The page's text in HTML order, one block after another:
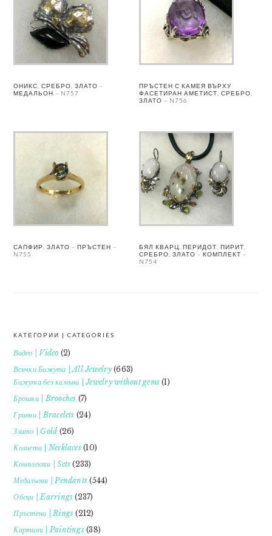
ОНИКС, СРЕБРО, ЗЛАТО –
МЕДАЛЬОН – N757
ПРЪСТЕН С КАМЕЯ ВЪРХУ
ФАСЕТИРАН АМЕТИСТ, СРЕБРО,
ЗЛАТО – N756
САПФИР, ЗЛАТО – ПРЪСТЕН –
N755
БЯЛ КВАРЦ, ПЕРИДОТ, ПИРИТ,
СРЕБРО, ЗЛАТО – КОМПЛЕКТ –
N754
FOOTER
КАТЕГОРИИ | CATEGORIES
Видео | Video (2)
Всички Бижута | All Jewelry(663)
Бижута без камъни | Jewelry without gems (1)
Брошки | Brooches (7)
Гривни | Bracelets (24)
Злато | Gold (26)
Колиета | Necklaces(10)
Комплекти | Sets (233)
Медальони | Pendants (544)
Обеци | Earrings (237)
Пръстени | Rings (212)
Картини | Paintings(38)